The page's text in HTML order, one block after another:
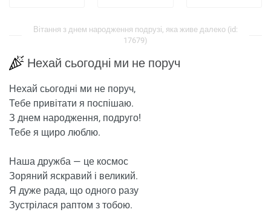
Вітання з днем ​​народження подрузі, яка живе далеко (id:
17679)
Нехай сьогодні ми не поруч
Нехай сьогодні ми не поруч,
Тебе привітати я поспішаю.
З днем ​​народження, подруго!
Тебе я щиро люблю.
Наша дружба — це космос
Зоряний яскравий і великий.
Я дуже рада, що одного разу
Зустрілася раптом з тобою.